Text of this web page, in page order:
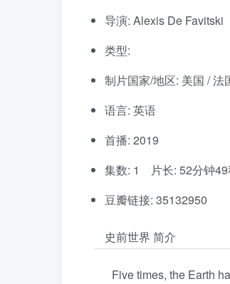
导演: Alexis De Favitski
类型:
制片国家/地区: 美国 / 法
语言: 英语
首播: 2019
集数: 1 片长: 52分钟
豆瓣链接: 35132950
史前世界 简介
Five times, the Earth